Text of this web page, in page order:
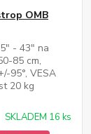
OMB
- 43" na
85 cm,
95°, VESA
20 kg
SKLADEM 16 ks